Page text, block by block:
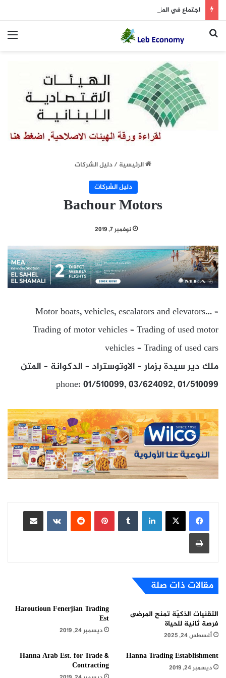
بحث عن
الرئيسية/دليل الشركات
دليل الشركات
Bachour Motors
نوفمبر 7, 2019
Motor boats, vehicles, escalators and elevators… –
Trading of motor vehicles – Trading of used motor
vehicles – Trading of used cars
ملك دير سيدة بزمار – الاوتوستراد – الدكوانة – المتن
phone: 01/510099, 03/624092, 01/510099
لينكدإن بينتيريست
مشاركة عبر البريد
طباعة
مقالات ذات صلة
التقنيات الذكيّة تمنح المرضى
فرصة ثانية للحياة
أغسطس 24, 2025
Haroutioun Fenerjian Trading
Est
ديسمبر 24, 2019
Hanna Trading Establishment
ديسمبر 24, 2019
Hanna Arab Est. for Trade &
Contracting